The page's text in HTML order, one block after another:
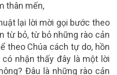
thân mến,
lại lời mời gọi bước theo
từ bỏ, từ bỏ những rào cản
theo Chúa cách tự do, hồn
có nhận thấy đây là một lời
Đâu là những rào cản